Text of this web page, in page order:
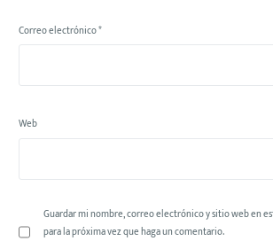
Correo electrónico*
Web
Guardar mi nombre, correo electrónico y sitio web en
para la próxima vez que haga un comentario.